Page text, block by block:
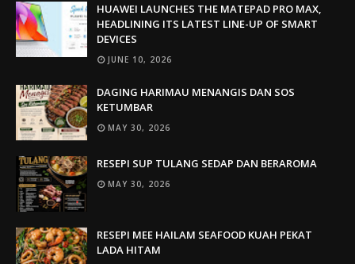
HUAWEI LAUNCHES THE MATEPAD PRO MAX,
HEADLINING ITS LATEST LINE-UP OF SMART
DEVICES
JUNE 10, 2026
DAGING HARIMAU MENANGIS DAN SOS
KETUMBAR
MAY 30, 2026
RESEPI SUP TULANG SEDAP DAN BERAROMA
MAY 30, 2026
RESEPI MEE HAILAM SEAFOOD KUAH PEKAT
LADA HITAM